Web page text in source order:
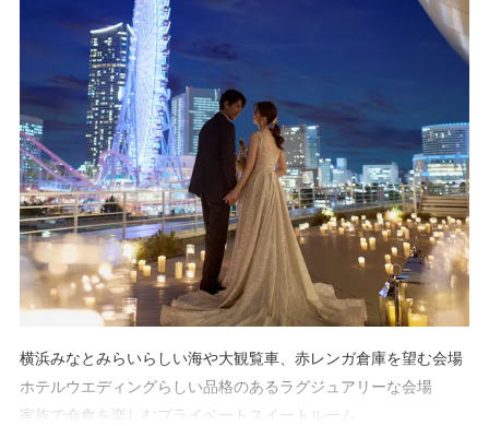
横浜みなとみらいらしい海や大観覧車、赤レンガ倉庫を望む会場
ホテルウエディングらしい品格のあるラグジュアリーな会場
家族で会食を楽しむプライベートスイートルーム